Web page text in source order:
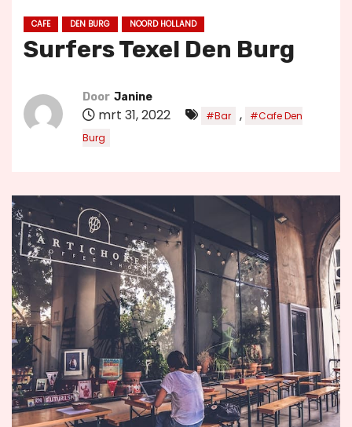
CAFE DEN BURG NOORD HOLLAND
Surfers Texel Den Burg
Door Janine
mrt 31, 2022 #Bar ,
#Cafe Den
Burg